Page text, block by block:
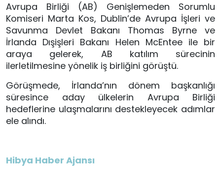
Avrupa Birliği (AB) Genişlemeden Sorumlu
Komiseri Marta Kos, Dublin’de Avrupa İşleri ve
Savunma
Devlet Bakanı Thomas Byrne ve
İrlanda Dışişleri Bakanı Helen McEntee ile bir
araya gelerek, AB katılım sürecinin
ilerletilmesine yönelik iş birliğini görüştü.
Görüşmede, İrlanda’nın dönem başkanlığı
süresince aday ülkelerin Avrupa Birliği
hedeflerine ulaşmalarını destekleyecek adımlar
ele alındı.
Hibya Haber Ajansı